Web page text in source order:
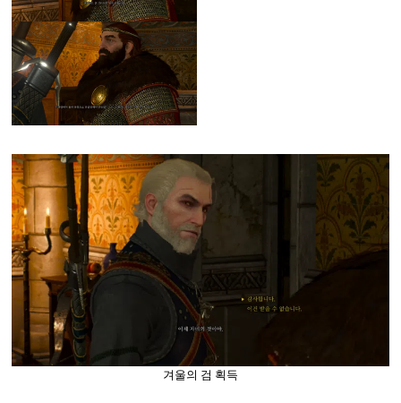
겨울의 검 획득